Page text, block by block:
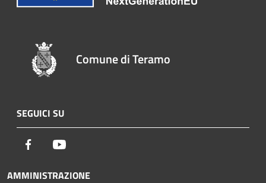
Comune di Teramo
SEGUICI SU
Facebook
AMMINISTRAZIONE